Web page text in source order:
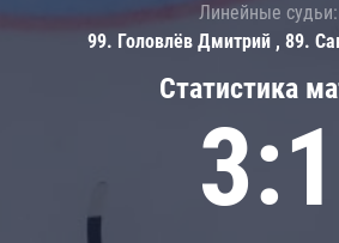
Статистика
3:1
Линейные судьи:
99. Головлёв Дмитрий , 89.